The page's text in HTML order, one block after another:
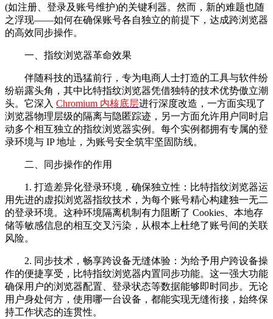
(如注册、登录及账号维护)的关键利器。然而，新的难题也随
之浮现——如何在确保账号各自独立的前提下，达成跨浏览器
的高效同步操作。
一、指纹浏览器革命效果
伴随科技的迅猛前行，专为电商人士打造的工具与软件纷
纷崭露头角，其中比特指纹浏览器凭借独特的技术优势傲立潮
头。它深入 Chromium 内核底层进行深度改造，一方面实现了
浏览器物理层级的隔离与隐匿踪迹，另一方面允许用户同时启
动多个相互独立的指纹浏览器实例。每个实例都拥有专属的登
录环境与 IP 地址，为账号安全筑牢坚固防线。
二、同步操作的作用
1. 打造差异化登录环境，确保独立性：比特指纹浏览器运
用先进的虚拟浏览器指纹技术，为每个账号精心构建独一无二
的登录环境。这种环境隔离机制有力阻断了 Cookies、本地存
储等敏感信息的相互交叉污染，从根本上杜绝了账号间的关联
风险。
2. 同步技术，畅享跨设备无缝体验：为给予用户跨设备操
作的便捷享受，比特指纹浏览器内置同步功能。这一强大功能
确保用户的浏览器配置、登录状态等数据能够即时同步。无论
用户身处何方，使用哪一台设备，都能实现无缝衔接，始终保
持工作状态的连贯性。